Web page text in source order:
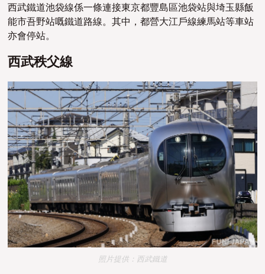
西武鐵道池袋線係一條連接東京都豐島區池袋站與埼玉縣飯
能市吾野站嘅鐵道路線。其中，都營大江戶線練馬站等車站
亦會停站。
西武秩父線
照片提供：西武鐵道